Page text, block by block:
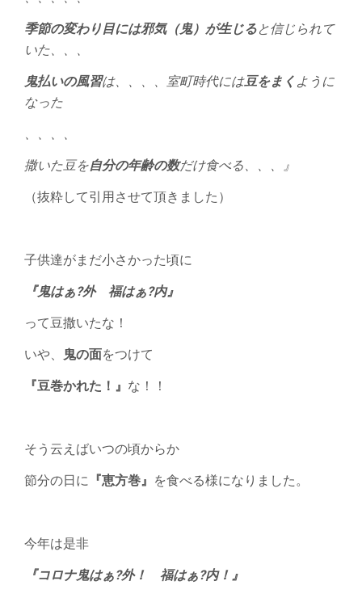
季節の変わり目には邪気（鬼）が生じると信じられて
いた、、、
鬼払いの風習は、、、、室町時代には豆をまく ように
なった
、、、、
撒いた豆を自分の年齢の数だけ食べる、、、』
（抜粋して引用させて頂きました）
子供達がまだ小さかった頃に
『鬼はぁ?外 福はぁ?内』
って豆撒いたな！
いや、 鬼の面をつけて
『豆巻かれた！』 な！！
そう云えばいつの頃からか
節分の日に 『恵方巻』 を食べる様になりました。
今年は是非
『コロナ鬼はぁ?外！ 福はぁ?内！』